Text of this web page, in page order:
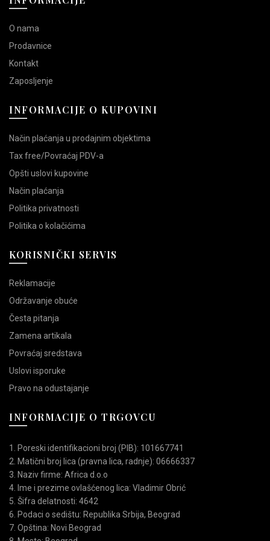
O nama
Prodavnice
Kontakt
Zaposljenje
INFORMACIJE O KUPOVINI
Način plaćanja u prodajnim objektima
Tax free/Povraćaj PDV-a
Opšti uslovi kupovine
Način plaćanja
Politika privatnosti
Politika o kolačićima
KORISNIČKI SERVIS
Reklamacije
Održavanje obuće
Česta pitanja
Zamena artikala
Povraćaj sredstava
Uslovi isporuke
Pravo na odustajanje
INFORMACIJE O TRGOVCU
1. Poreski identifikacioni broj (PIB): 101667741
2. Matični broj lica (pravna lica, radnje): 06666337
3. Naziv firme: Africa d.o.o
4. Ime i prezime ovlašćenog lica: Vladimir Obrić
5. Šifra delatnosti: 4642
6. Podaci o sedištu: Republika Srbija, Beograd
7. Opština: Novi Beograd